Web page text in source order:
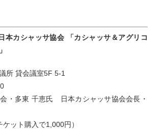
本カシャッサ協会 「カシャッサ＆アグリコ
所 貸会議室5F 5-1
・多東 千恵氏 日本カシャッサ協会会長・
ット購入で1,000円）